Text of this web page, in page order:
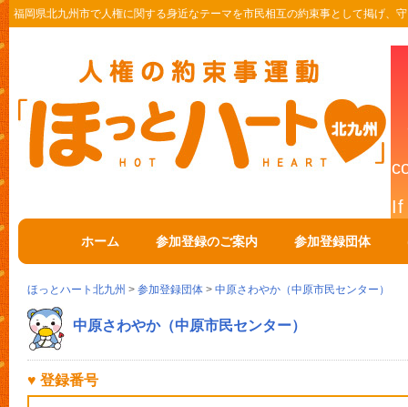
福岡県北九州市で人権に関する身近なテーマを市民相互の約束事として掲げ、
ホーム 参加登録のご案内 参加登録団体
ほっとハート北九州 > 参加登録団体 > 中原さわやか（中原市民センター）
中原さわやか（中原市民センター）
♥ 登録番号